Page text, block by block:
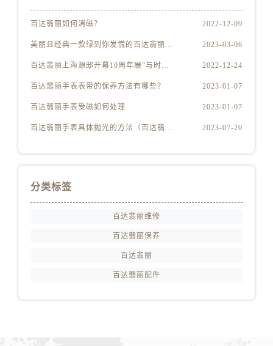
江苏省常州市新北区龙锦路1590号现代传媒中心5号楼10层1008室百达翡丽售后服务中心（需提前预约）
江苏省扬州市邗江区国展路29号星耀天地写字楼1号楼18层1803室百达翡丽售后服务中心（需提前预约）
百达翡丽如何消磁？ 2022-12-09
2023-03-06
2022-12-24
百达翡丽手表表带的保养方法有哪些？ 2023-01-07
百达翡丽手表受磁如何处理 2023-01-07
2023-07-20
分类标签
百达翡丽维修
百达翡丽保养
百达翡丽
百达翡丽配件